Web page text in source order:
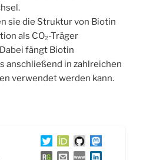
sie die Struktur von Biotin
als CO₂-Träger
fängt Biotin
anschließend in zahlreichen
verwendet werden kann.